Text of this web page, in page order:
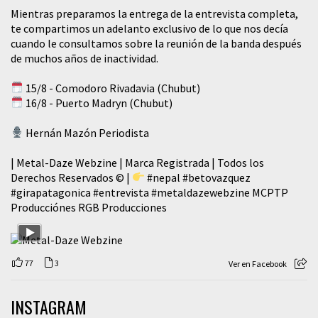
Mientras preparamos la entrega de la entrevista completa,
te compartimos un adelanto exclusivo de lo que nos decía
cuando le consultamos sobre la reunión de la banda después
de muchos años de inactividad.
15/8 - Comodoro Rivadavia (Chubut)
16/8 - Puerto Madryn (Chubut)
Hernán Mazón Periodista
| Metal-Daze Webzine | Marca Registrada | Todos los
Derechos Reservados © |
#nepal #betovazquez
#girapatagonica #entrevista #metaldazewebzine MCPTP
Producciónes RGB Producciones
77 3 Ver en Facebook
INSTAGRAM